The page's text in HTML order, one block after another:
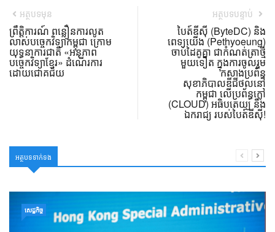
អត្ថបទមុន
ព្រឹត្តិការណ៍ ពន្លឿនការលូត
លាស់បច្ចេកវិទ្យាកម្ពុជា ក្រោម
យុទ្ធនាការជាតិ «អនុភាព
បច្ចេកវិទ្យាខ្មែរ» ដំណើរការ
ដោយជោគជ័យ
អត្ថបទបន្ទាប់
បៃត៍ឌីស៊ី (ByteDC) និង
ពេទ្យយើង (Pethyoeung)
ចាប់ដៃគូគ្នា ជាកំណត់ត្រាថ្មី
មួយទៀត ក្នុងការចូលរួម
កសាងប្រព័ន្ធ
សុខាភិបាលឌីជីថល​នៅ
កម្ពុជា លើប្រព័ន្ធក្លៅ
(CLOUD) អធិបតេយ្យ និង
ឯករាជ្យ របស់បៃត៍ឌីស៊ី!
អត្ថបទទាក់ទង
សេដ្ឋកិច្ច